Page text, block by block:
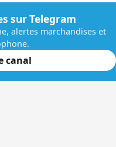
sur Telegram
alertes marchandises et
canal